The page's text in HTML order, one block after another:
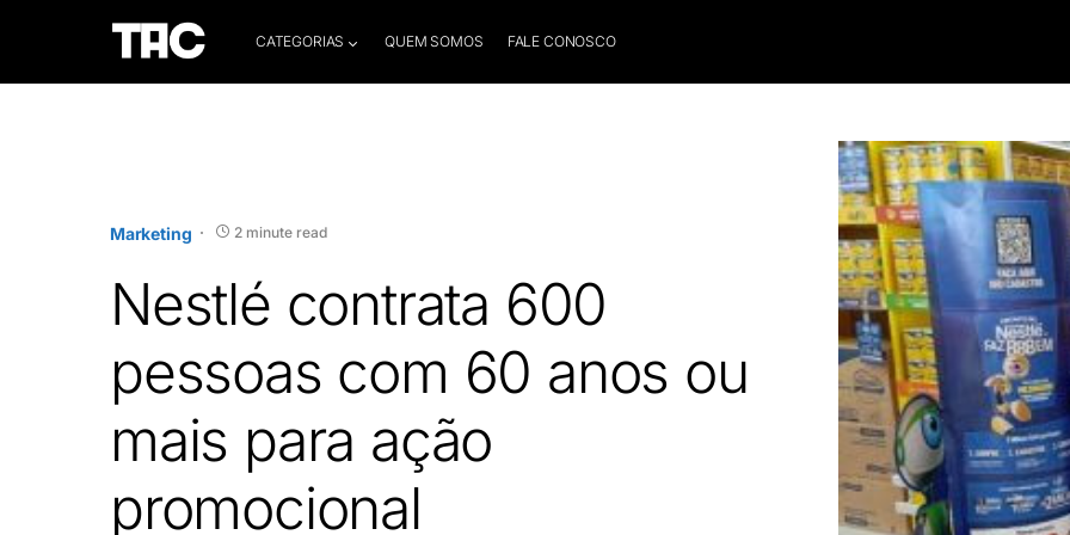
CATEGORIAS QUEM SOMOS FALE CONOSCO
Marketing 2 minute read
Nestlé contrata 600
pessoas com 60 anos ou
mais para ação
promocional